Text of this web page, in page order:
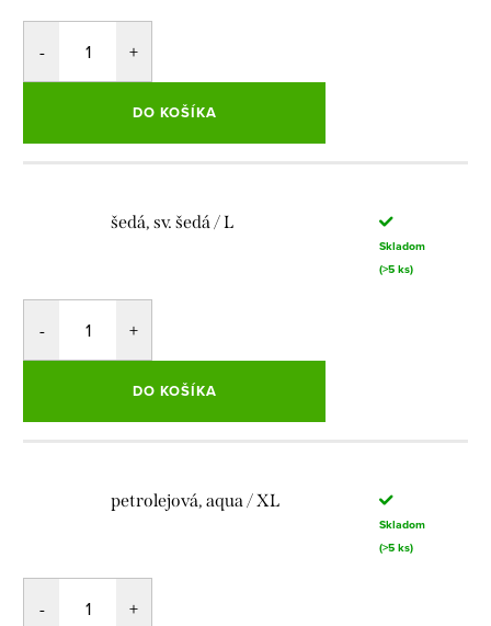
DO KOŠÍKA
šedá, sv. šedá / L
Skladom
(>5 ks)
DO KOŠÍKA
petrolejová, aqua / XL
Skladom
(>5 ks)